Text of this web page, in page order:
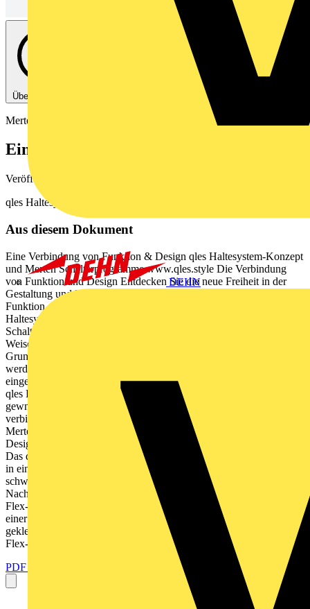
DEHN
Über diese PDF
Merten
Eine Verbindung von Funktion & Design
Veröffentlicht: 1. Mai 2021
qles Haltesystem-Konzept und Merten Schalterprogramme
Aus diesem Dokument
Eine Verbindung von Funktion & Design qles Haltesystem-Konzept
und Merten Schalterprogramme www.qles.style Die Verbindung
von Funktion und Design Entdecken Sie die neue Freiheit in der
Gestaltung und Installation. Verbinden Sie so einfach wie nie zuvor
Funktion, Design, Accessoires mit Licht und Stromzufuhr. Das qles
Haltesystem-Konzept bietet Ihnen in Kooperation mit dem Merten
Schalterprogrammen ganz neue Mglichkeiten und fgt auf einfache
Weise unterschiedliche Gewerke und Absatzmrkte zusammen. Der
Grundgedanke ist ebenso simpel wie genial: Accessoires, Halter etc.
werden stets ber die qles Flex-Base in die Merten Programme
eingebunden. Aufbau des qles Haltesystems Es ist so einfach: Die
qles Flex-Base montieren, Merten Rahmen und Abdeckplatte in der
gewnschten Farbe anbringen und dann mit den qles Produkten
verbinden. Die qles Flex-Base ist das Bindeglied zwischen den
Merten Rahmenprogrammen und den qles Produkten: Funktion und
Design qles Flex-Base Erstinstallation (Montage auf Schalterdose)
Das qles Haltesystem-Konzept qles Licht-Stick: Halter und Lampe
in einem. Beim Herausziehen schaltet sich das Licht ein und lsst sich
schwenken. Die Schnittstelle der Planungsfreiheit + verbinden sich.
Nachinstallation Wand (Kleben oder Bohren) Eine fr alles Die qles
Flex-Base aus Edelstahl wird auf der Schalterdose montiert oder bei
einer Nachinstallation ohne Stromzufuhr direkt auf die Wand
geklebt oder geschraubt. Anschlieend werden der Rahmen und die
Flex-Base-Abdeckplatte von...
PDF öffnen